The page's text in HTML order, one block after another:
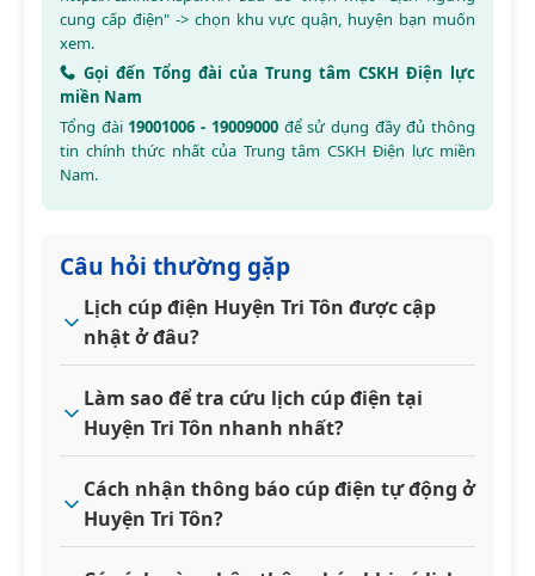
cung cấp điện" -> chọn khu vực quận, huyện bạn muốn
xem.
Gọi đến Tổng đài của Trung tâm CSKH Điện lực
miền Nam
Tổng đài 19001006 - 19009000để sử dụng đầy đủ thông
tin chính thức nhất của Trung tâm CSKH Điện lực miền
Nam.
Câu hỏi thường gặp
Lịch cúp điện Huyện Tri Tôn được cập
nhật ở đâu?
Làm sao để tra cứu lịch cúp điện tại
Huyện Tri Tôn nhanh nhất?
Cách nhận thông báo cúp điện tự động ở
Huyện Tri Tôn?